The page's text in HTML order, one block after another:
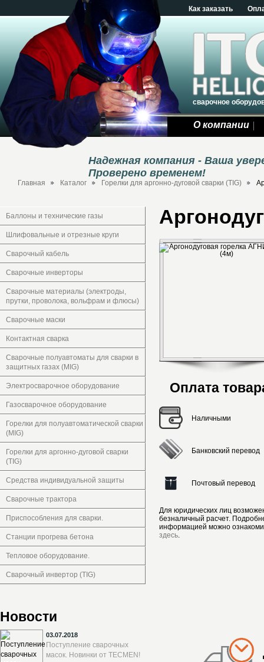
Как заказать
сварочное
О компании
Надежная компания - Ваша
Проверено временем!
Главная Каталог Горелки для аргонно-дуговой сварки (TIG)
Баллоны и технические газы
Шлифовальные и отрезные круги
Сварочный кабель
Сварочные инверторы
Сварочные материалы (электроды,
прутки, проволока, вольфрам и флюсы)
Сварочные маски
Контактная сварка
Сварочные полуавтоматы для сварки в
защитных газах (MIG)
Электросварочное оборудование
Газосварочное оборудование
Горелки для полуавтоматической сварки
(MIG)
Горелки для аргонно-дуговой сварки
(TIG)
Средства индивидуальной защиты
Сварочные трактора
Приспособления для сварки.
Станции прогрева бетона
Тепловое оборудование.
Сварочный инвертор (TIG)
Новости
03.07.2018
Поступление сварочных
масок. Новинки от TECMEN!
Оплата
Наличными
Банковский перевод
Почтовый перевод
Для юридических лиц
безналичный расчет.
информацией можно
здесь.